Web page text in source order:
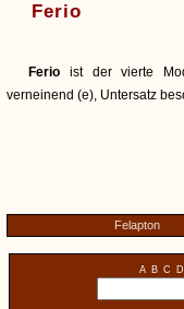
Ferio
Ferio ist der vierte
verneinend (e), Untersatz
Felapton
A B C D